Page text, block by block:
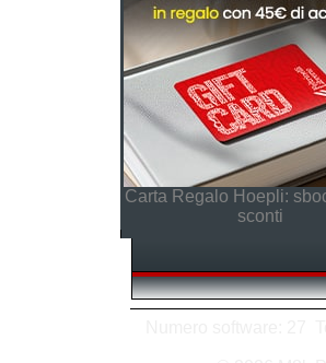
Carta Regalo Hoepli:
sconti